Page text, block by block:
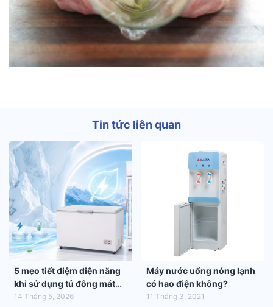
Tin tức liên quan
5 mẹo tiết điệm điện năng
khi sử dụng tủ đông mát
trong mùa hè 2026
14 Tháng 5, 2026
Máy nước uống nóng lạnh
có hao điện không?
11 Tháng 3, 2021